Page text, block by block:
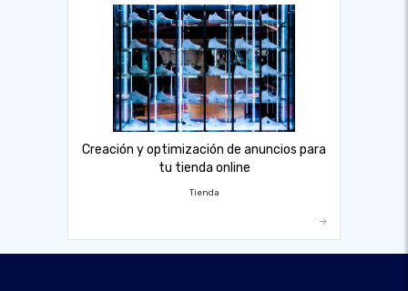
Creación y optimización de anuncios para
tu tienda online
Tienda